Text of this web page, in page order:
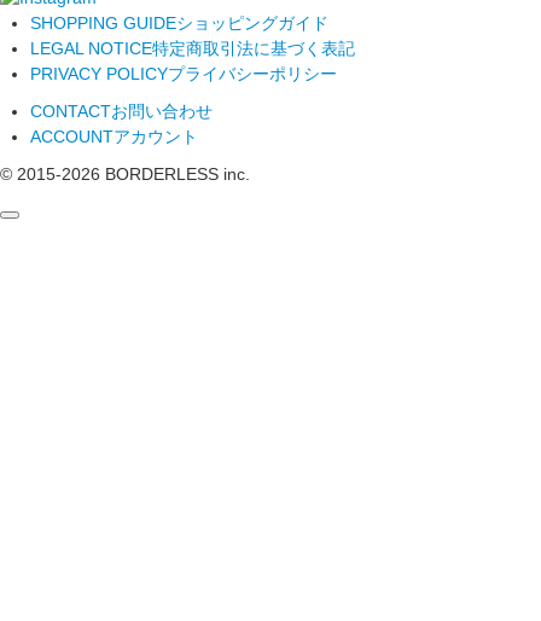
SHOPPING GUIDEショッピングガイド
LEGAL NOTICE特定商取引法に基づく表記
PRIVACY POLICYプライバシーポリシー
CONTACTお問い合わせ
ACCOUNTアカウント
© 2015-2026 BORDERLESS inc.